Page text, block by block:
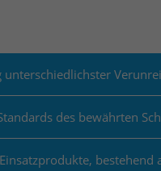
unterschiedlichster
des bewährten
bestehend